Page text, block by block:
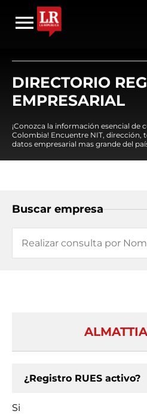
DIRECTORIO
EMPRESARIAL
¡Conozca la información esencial de
Colombia! Encuentre NIT, dirección,
datos empresarial mas grande del
Buscar empresa
¿Registro RUES activo?
Si